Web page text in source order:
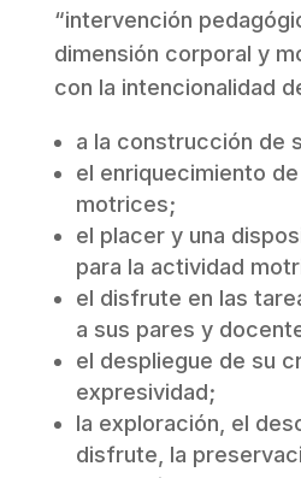
“intervención
dimensión corporal y
con la intencionalidad
a la construcción de
el enriquecimiento
motrices;
el placer y una
para la actividad
el disfrute en las
a sus pares y
el despliegue de su
expresividad;
la exploración, el
disfrute, la